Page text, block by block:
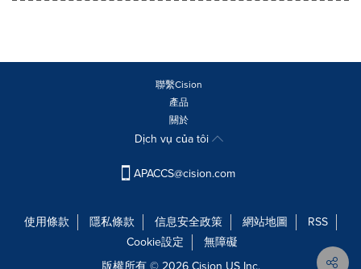
聯繫Cision
產品
關於
Dịch vụ của tôi
APACCS@cision.com
使用條款 隱私條款 信息安全政策 網站地圖
RSS
Cookie設定
無障礙